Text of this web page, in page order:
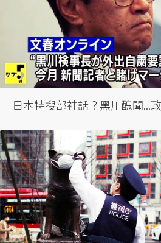
日本特搜部神話？黑川醜聞...